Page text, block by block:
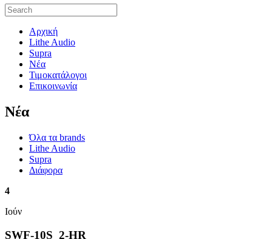
Αρχική
Lithe Audio
Supra
Νέα
Τιμοκατάλογοι
Επικοινωνία
Nέα
Όλα τα brands
Lithe Audio
Supra
Διάφορα
4
Ιούν
SWF-10S_2-HR